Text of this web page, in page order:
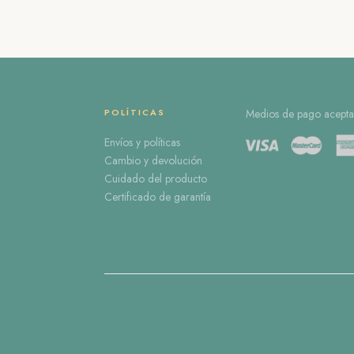
POLÍTICAS
Envíos y políticas
Cambio y devolución
Cuidado del producto
Certificado de garantía
Medios de pago